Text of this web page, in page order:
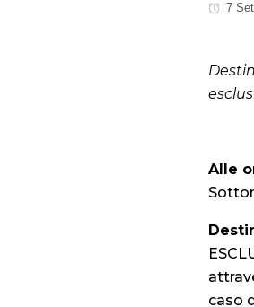
7
Alle
caso